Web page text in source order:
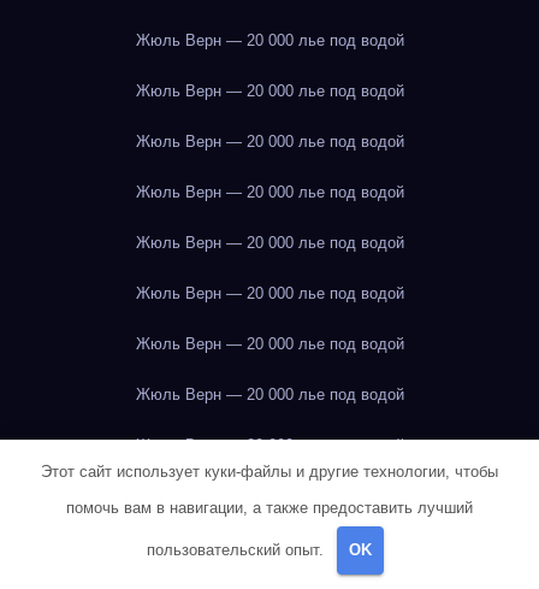
Жюль Верн — 20 000 лье под водой
Жюль Верн — 20 000 лье под водой
Жюль Верн — 20 000 лье под водой
Жюль Верн — 20 000 лье под водой
Жюль Верн — 20 000 лье под водой
Жюль Верн — 20 000 лье под водой
Жюль Верн — 20 000 лье под водой
Жюль Верн — 20 000 лье под водой
Жюль Верн — 20 000 лье под водой
Жюль Верн — 20 000 лье под водой
Этот сайт использует куки-файлы и другие технологии, чтобы
помочь вам в навигации, а также предоставить лучший
пользовательский опыт. OK